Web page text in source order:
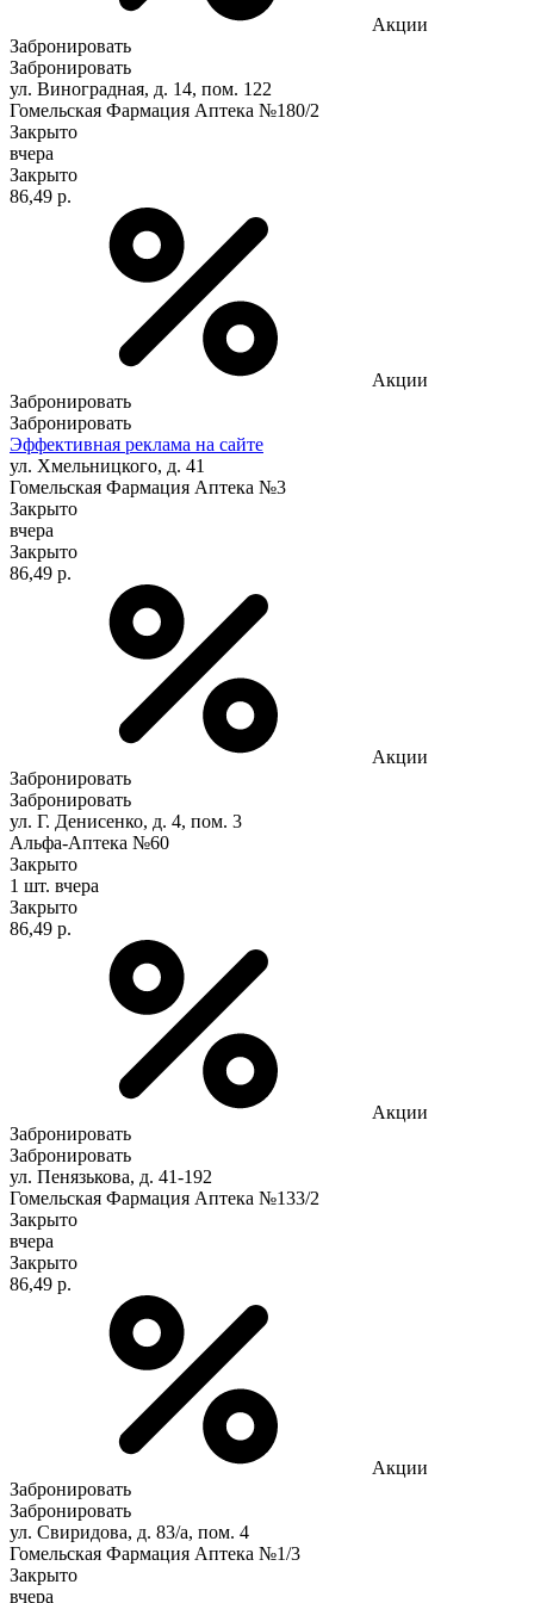
Акции
Забронировать
Забронировать
ул. Виноградная, д. 14, пом. 122
Гомельская Фармация Аптека №180/2
Закрыто
вчера
Закрыто
86,49 р.
Акции
Забронировать
Забронировать
Эффективная реклама на сайте
ул. Хмельницкого, д. 41
Гомельская Фармация Аптека №3
Закрыто
вчера
Закрыто
86,49 р.
Акции
Забронировать
Забронировать
ул. Г. Денисенко, д. 4, пом. 3
Альфа-Аптека №60
Закрыто
1 шт. вчера
Закрыто
86,49 р.
Акции
Забронировать
Забронировать
ул. Пенязькова, д. 41-192
Гомельская Фармация Аптека №133/2
Закрыто
вчера
Закрыто
86,49 р.
Акции
Забронировать
Забронировать
ул. Свиридова, д. 83/а, пом. 4
Гомельская Фармация Аптека №1/3
Закрыто
вчера